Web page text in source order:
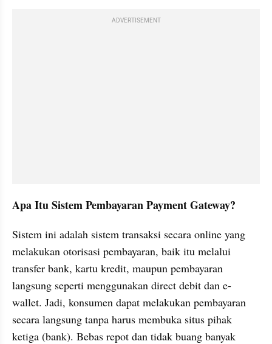
ADVERTISEMENT
Apa Itu Sistem Pembayaran Payment Gateway?
Sistem ini adalah sistem transaksi secara online yang
melakukan otorisasi pembayaran, baik itu melalui
transfer bank, kartu kredit, maupun pembayaran
langsung seperti menggunakan direct debit dan e-
wallet. Jadi, konsumen dapat melakukan pembayaran
secara langsung tanpa harus membuka situs pihak
ketiga (bank). Bebas repot dan tidak buang banyak